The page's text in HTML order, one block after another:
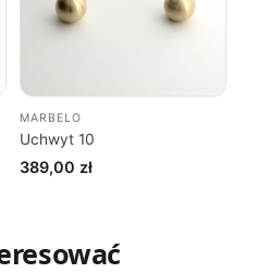
MARBELO
Uchwyt 10
389,00 zł